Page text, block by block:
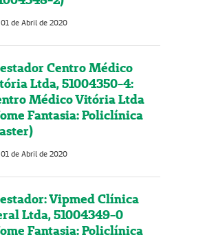
01 de Abril de 2020
Centro Médico
Ltda, 51004350-4:
Médico Vitória Ltda
Fantasia: Policlínica
01 de Abril de 2020
Vipmed Clínica
Ltda, 51004349-0
Fantasia: Policlínica